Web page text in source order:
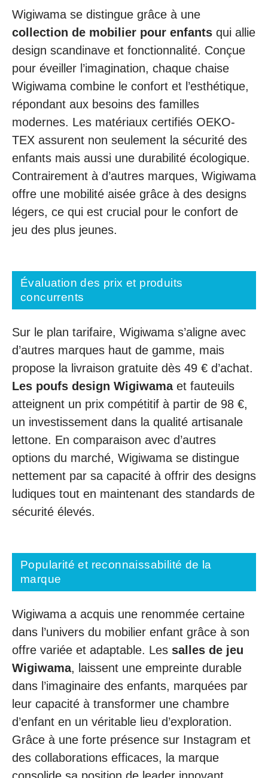
Wigiwama se distingue grâce à une
collection de mobilier pour enfants qui allie
design scandinave et fonctionnalité. Conçue
pour éveiller l’imagination, chaque chaise
Wigiwama combine le confort et l’esthétique,
répondant aux besoins des familles
modernes. Les matériaux certifiés OEKO-
TEX assurent non seulement la sécurité des
enfants mais aussi une durabilité écologique.
Contrairement à d’autres marques, Wigiwama
offre une mobilité aisée grâce à des designs
légers, ce qui est crucial pour le confort de
jeu des plus jeunes.
Évaluation des prix et produits
concurrents
Sur le plan tarifaire, Wigiwama s’aligne avec
d’autres marques haut de gamme, mais
propose la livraison gratuite dès 49 € d’achat.
Les poufs design Wigiwamaet fauteuils
atteignent un prix compétitif à partir de 98 €,
un investissement dans la qualité artisanale
lettone. En comparaison avec d’autres
options du marché, Wigiwama se distingue
nettement par sa capacité à offrir des designs
ludiques tout en maintenant des standards de
sécurité élevés.
Popularité et reconnaissabilité de la
marque
Wigiwama a acquis une renommée certaine
dans l’univers du mobilier enfant grâce à son
offre variée et adaptable. Les salles de jeu
Wigiwama, laissent une empreinte durable
dans l’imaginaire des enfants, marquées par
leur capacité à transformer une chambre
d’enfant en un véritable lieu d’exploration.
Grâce à une forte présence sur Instagram et
des collaborations efficaces, la marque
consolide sa position de leader innovant.